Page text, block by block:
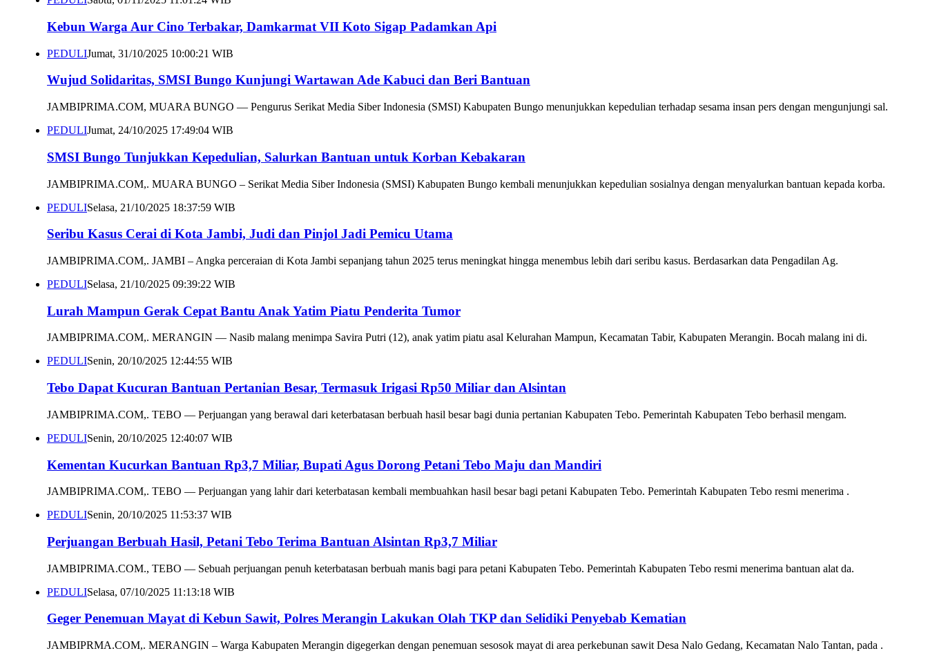
Kebun Warga Aur Cino Terbakar, Damkarmat VII Koto Sigap Padamkan Api
PEDULIJumat, 31/10/2025 10:00:21 WIB
Wujud Solidaritas, SMSI Bungo Kunjungi Wartawan Ade Kabuci dan Beri Bantuan
JAMBIPRIMA.COM, MUARA BUNGO — Pengurus Serikat Media Siber Indonesia (SMSI) Kabupaten Bungo menunjukkan kepedulian terhadap sesama insan pers dengan mengunjungi sal.
PEDULIJumat, 24/10/2025 17:49:04 WIB
SMSI Bungo Tunjukkan Kepedulian, Salurkan Bantuan untuk Korban Kebakaran
JAMBIPRIMA.COM,. MUARA BUNGO – Serikat Media Siber Indonesia (SMSI) Kabupaten Bungo kembali menunjukkan kepedulian sosialnya dengan menyalurkan bantuan kepada korba.
PEDULISelasa, 21/10/2025 18:37:59 WIB
Seribu Kasus Cerai di Kota Jambi, Judi dan Pinjol Jadi Pemicu Utama
JAMBIPRIMA.COM,. JAMBI – Angka perceraian di Kota Jambi sepanjang tahun 2025 terus meningkat hingga menembus lebih dari seribu kasus. Berdasarkan data Pengadilan Ag.
PEDULISelasa, 21/10/2025 09:39:22 WIB
Lurah Mampun Gerak Cepat Bantu Anak Yatim Piatu Penderita Tumor
JAMBIPRIMA.COM,. MERANGIN — Nasib malang menimpa Savira Putri (12), anak yatim piatu asal Kelurahan Mampun, Kecamatan Tabir, Kabupaten Merangin. Bocah malang ini di.
PEDULISenin, 20/10/2025 12:44:55 WIB
Tebo Dapat Kucuran Bantuan Pertanian Besar, Termasuk Irigasi Rp50 Miliar dan Alsintan
JAMBIPRIMA.COM,. TEBO — Perjuangan yang berawal dari keterbatasan berbuah hasil besar bagi dunia pertanian Kabupaten Tebo. Pemerintah Kabupaten Tebo berhasil mengam.
PEDULISenin, 20/10/2025 12:40:07 WIB
Kementan Kucurkan Bantuan Rp3,7 Miliar, Bupati Agus Dorong Petani Tebo Maju dan Mandiri
JAMBIPRIMA.COM,. TEBO — Perjuangan yang lahir dari keterbatasan kembali membuahkan hasil besar bagi petani Kabupaten Tebo. Pemerintah Kabupaten Tebo resmi menerima .
PEDULISenin, 20/10/2025 11:53:37 WIB
Perjuangan Berbuah Hasil, Petani Tebo Terima Bantuan Alsintan Rp3,7 Miliar
JAMBIPRIMA.COM., TEBO — Sebuah perjuangan penuh keterbatasan berbuah manis bagi para petani Kabupaten Tebo. Pemerintah Kabupaten Tebo resmi menerima bantuan alat da.
PEDULISelasa, 07/10/2025 11:13:18 WIB
Geger Penemuan Mayat di Kebun Sawit, Polres Merangin Lakukan Olah TKP dan Selidiki Penyebab Kematian
JAMBIPRMA.COM,. MERANGIN – Warga Kabupaten Merangin digegerkan dengan penemuan sesosok mayat di area perkebunan sawit Desa Nalo Gedang, Kecamatan Nalo Tantan, pada .